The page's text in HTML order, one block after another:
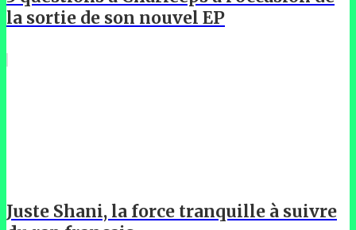
la sortie de son nouvel EP
Juste Shani, la force tranquille à suivre